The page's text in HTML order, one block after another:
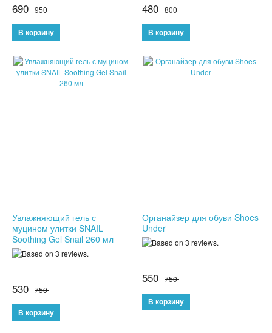
ИНТЕРАКТИВНЫЕ ИГРУШКИ
ИГРУШКИ ДЛЯ ДЕВОЧЕК
НОВЫЕ ПОСТУПЛЕНИЯ
ХИТЫ ПРОДАЖ
690 950 480 800
Увлажняющий гель с
муцином улитки SNAIL
Soothing Gel Snail 260 мл
530 750
Органайзер для обуви Shoes
Under
550 750